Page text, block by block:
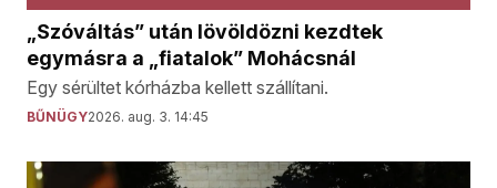
„Szóváltás” után lövöldözni kezdtek
egymásra a „fiatalok” Mohácsnál
Egy sérültet kórházba kellett szállítani.
BŰNÜGY2026. aug. 3. 14:45